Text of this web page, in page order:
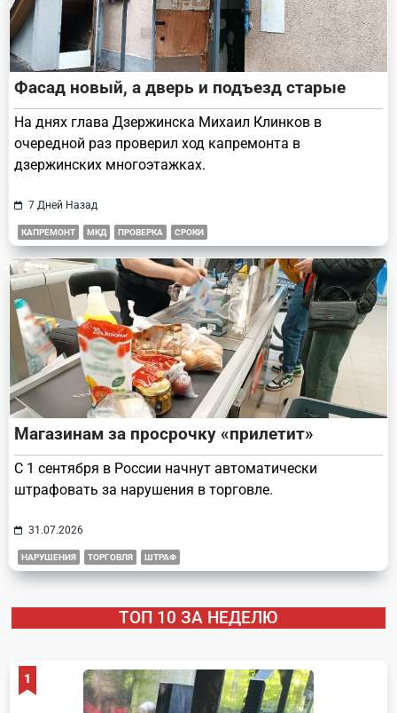
Фасад новый, а дверь и подъезд старые
На днях глава Дзержинска Михаил Клинков в
очередной раз проверил ход капремонта в
дзержинских многоэтажках.
7 Дней Назад
КАПРЕМОНТ МКД ПРОВЕРКА СРОКИ
Магазинам за просрочку «прилетит»
С 1 сентября в России начнут автоматически
штрафовать за нарушения в торговле.
31.07.2026
НАРУШЕНИЯ ТОРГОВЛЯ ШТРАФ
ТОП 10 ЗА НЕДЕЛЮ